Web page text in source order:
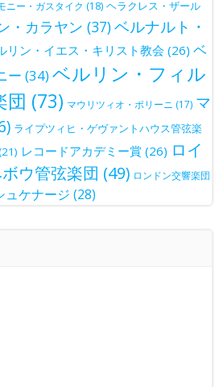
ニー・ガスタイク (18) ヘラクレス・ザール
・カラヤン (37)ベルナルト・
リン・イエス・キリスト教会 (26) ベ
ー (34)ベルリン・フィル
団 (73) マウリツィオ・ポリーニ (17) マ
ライプツィヒ・ゲヴァントハウス管弦楽
レコードアカデミー賞 (26) ロイ
ウ管弦楽団 (49) ロンドン交響楽団
ュケナージ (28)